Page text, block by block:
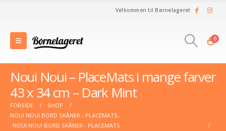
Velkommen til Børnelageret
0
Noui Noui – PlaceMats i mange farver
43 x 34 cm – Dark Mint
FORSIDE
SHOP
NOUI NOUI BORD SKÅNER - PLACEMATS,
NOUI NOUI BORD SKÅNER - PLACEMATS